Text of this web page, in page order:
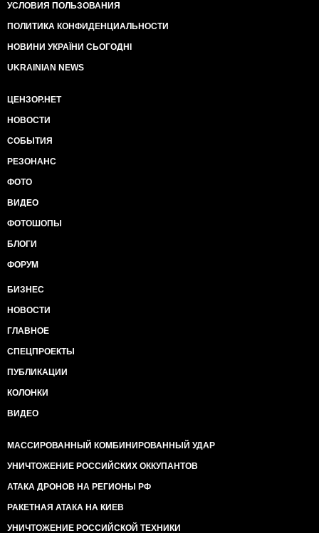
УСЛОВИЯ ПОЛЬЗОВАНИЯ
ПОЛИТИКА КОНФИДЕНЦИАЛЬНОСТИ
НОВИНИ УКРАЇНИ СЬОГОДНІ
UKRAINIAN NEWS
ЦЕНЗОР.НЕТ
НОВОСТИ
СОБЫТИЯ
РЕЗОНАНС
ФОТО
ВИДЕО
ФОТОШОПЫ
БЛОГИ
ФОРУМ
БИЗНЕС
НОВОСТИ
ГЛАВНОЕ
СПЕЦПРОЕКТЫ
ПУБЛИКАЦИИ
КОЛОНКИ
ВИДЕО
МАССИРОВАННЫЙ КОМБИНИРОВАННЫЙ УДАР
УНИЧТОЖЕНИЕ РОССИЙСКИХ ОККУПАНТОВ
АТАКА ДРОНОВ НА РЕГИОНЫ РФ
РАКЕТНАЯ АТАКА НА КИЕВ
УНИЧТОЖЕНИЕ РОССИЙСКОЙ ТЕХНИКИ